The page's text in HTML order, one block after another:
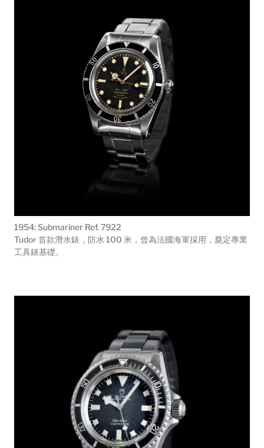
1954: Submariner Ref. 7922
Tudor 首款潛水錶，防水 100 米，曾為法國海軍採用，奠定專業
工具錶基礎。